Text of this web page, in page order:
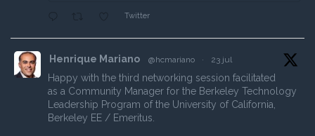
Twitter
Henrique Mariano @hcmariano · 23 jul
Happy with the third networking session facilitated
as a Community Manager for the Berkeley Technology
Leadership Program of the University of California,
Berkeley EE / Emeritus.